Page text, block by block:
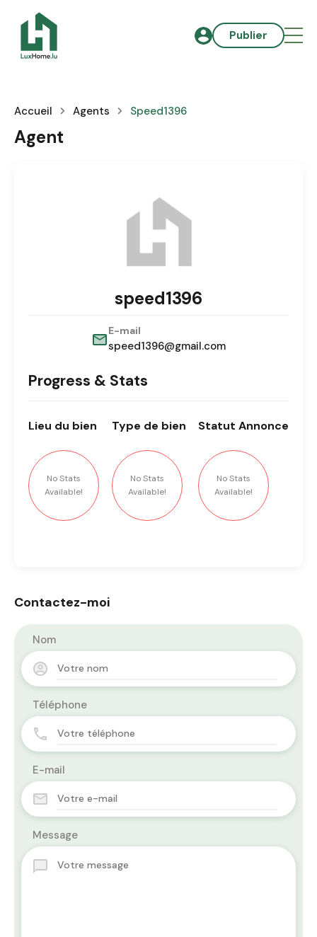
Publier
Accueil Agents Speed1396
Agent
speed1396
E-mail
speed1396@gmail.com
Progress & Stats
Lieu du bien
No Stats
Available!
Type de bien
No Stats
Available!
Statut Annonce
No Stats
Available!
Contactez-moi
Nom
Téléphone
E-mail
Message